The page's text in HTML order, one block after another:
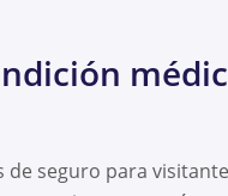
seguro para